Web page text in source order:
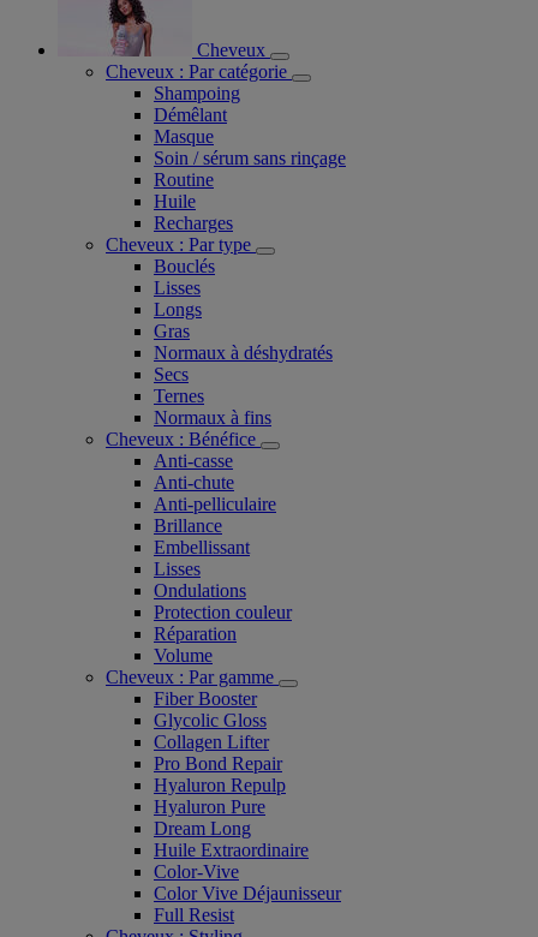
Cheveux
Cheveux : Par catégorie
Shampoing
Démêlant
Masque
Soin / sérum sans rinçage
Routine
Huile
Recharges
Cheveux : Par type
Bouclés
Lisses
Longs
Gras
Normaux à déshydratés
Secs
Ternes
Normaux à fins
Cheveux : Bénéfice
Anti-casse
Anti-chute
Anti-pelliculaire​
Brillance
Embellissant
Lisses
Ondulations
Protection couleur​
Réparation
Volume
Cheveux : Par gamme
Fiber Booster
Glycolic Gloss
Collagen Lifter
Pro Bond Repair
Hyaluron Repulp
Hyaluron Pure
Dream Long
Huile Extraordinaire
Color-Vive
Color Vive Déjaunisseur
Full Resist